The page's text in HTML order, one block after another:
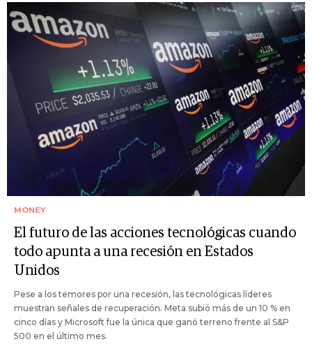
MONEY
El futuro de las acciones tecnológicas cuando
todo apunta a una recesión en Estados
Unidos
Pese a los temores por una recesión, las tecnológicas líderes
muestran señales de recuperación. Meta subió más de un 10 % en
cinco días y Microsoft fue la única que ganó terreno frente al S&P
500 en el último mes.